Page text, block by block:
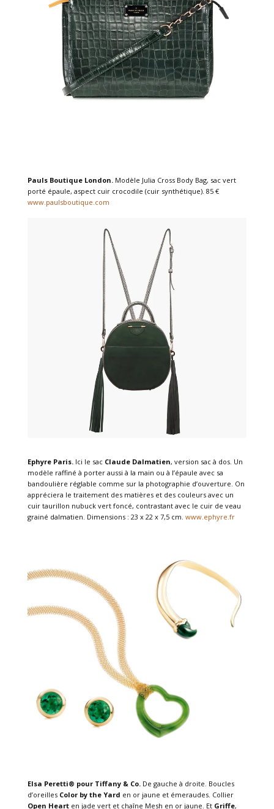
Pauls Boutique London.Modèle Julia Cross Body Bag, sac vert
porté épaule, aspect cuir crocodile (cuir synthétique). 85 €
www.paulsboutique.com
Ephyre Paris. Ici le sac Claude Dalmatien, version sac à dos. Un
modèle raffiné à porter aussi à la main ou à l’épaule avec sa
bandoulière réglable comme sur la photographie d’ouverture. On
appréciera le traitement des matières et des couleurs avec un
cuir taurillon nubuck vert foncé, contrastant avec le cuir de veau
grainé dalmatien. Dimensions : 23 x 22 x 7,5 cm. www.ephyre.fr
Elsa Peretti® pour Tiffany & Co. De gauche à droite. Boucles
d’oreilles Color by the Yard en or jaune et émeraudes. Collier
Open Hearten jade vert et chaîne Mesh en or jaune. Et Griffe,